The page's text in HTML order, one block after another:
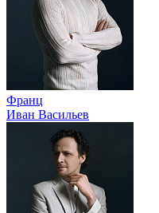
Франц
Иван Васильев